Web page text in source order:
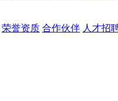
荣誉资质 合作伙伴 人才招